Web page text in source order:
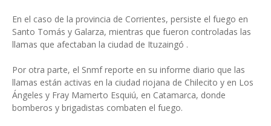
En el caso de la provincia de Corrientes, persiste el fuego en
Santo Tomás y Galarza, mientras que fueron controladas las
llamas que afectaban la ciudad de Ituzaingó .
Por otra parte, el Snmf reporte en su informe diario que las
llamas están activas en la ciudad riojana de Chilecito y en Los
Ángeles y Fray Mamerto Esquiú, en Catamarca, donde
bomberos y brigadistas combaten el fuego.